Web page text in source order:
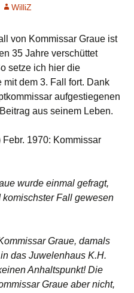
WilliZ
von Kommissar Graue ist
35 Jahre verschüttet
setze ich hier die
mit dem 3. Fall fort. Dank
aufgestiegenen
aus seinem Leben.
1970: Kommissar
wurde einmal gefragt,
Fall gewesen
Graue, damals
das Juwelenhaus K.H.
Anhaltspunkt! Die
Graue aber nicht,